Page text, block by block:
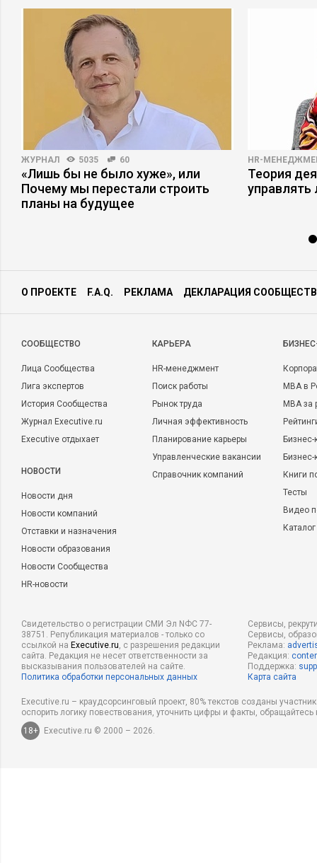
ЖУРНАЛ 5035 60
«Лишь бы не было хуже», или
Почему мы перестали строить
планы на будущее
HR-
Теория
О ПРОЕКТЕ F.A.Q. РЕКЛАМА ДЕКЛАРАЦИЯ
CООБЩЕСТВО
Лица Сообщества
Лига экспертов
История Сообщества
Журнал Executive.ru
Executive отдыхает
НОВОСТИ
Новости дня
Новости компаний
Отставки и назначения
Новости образования
Новости Сообщества
HR-новости
КАРЬЕРА
HR-менеджмент
Поиск работы
Рынок труда
Личная эффективность
Планирование карьеры
Управленческие вакансии
Справочник компаний
MBA в
MBA
Бизнес-
Книги
Тесты
Видео
Свидетельство о регистрации СМИ Эл NФС 77-
38751. Републикация материалов - только со
ссылкой на Executive.ru, с разрешения редакции
сайта. Редакция не несет ответственности за
высказывания пользователей на сайте.
Политика обработки персональных данных
Сервисы,
Сервисы,
Реклама:
Редакция:
Поддержка:
Карта сайта
Executive.ru – краудсорсинговый проект, 80% текстов созданы
оспорить логику повествования, уточнить цифры и факты,
18+
Executive.ru © 2000 – 2026.